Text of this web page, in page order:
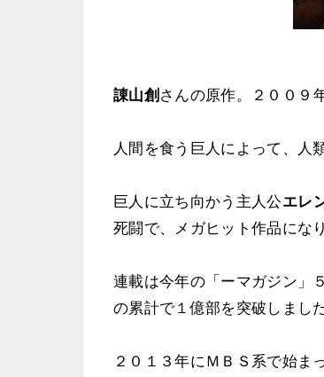
諌山創 さんの原作。２００９
人間を食う巨人によって、人
巨人に立ち向かう主人公エレ
死闘で、メガヒット作品にな
連載は今年の「ーマガジン」
の累計で１億部を突破しました
２０１３年にＭＢＳ系で始ま